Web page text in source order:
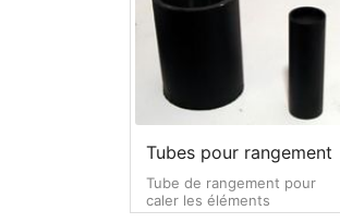
Flightcases pour Modélisme et Drône
Malle rangement & stockage
Valises flightcases
Spécial valises outillage, Tools box
Flightcase type Baggage à main
Tubes pour rangement
Tube de rangement pour
caler les éléments